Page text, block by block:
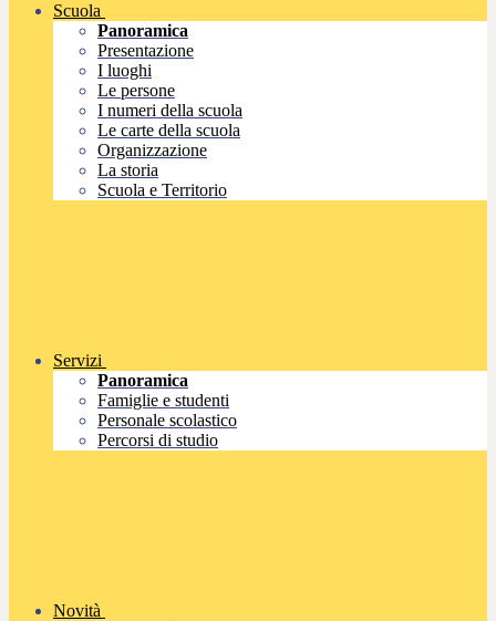
Scuola
Panoramica
Presentazione
I luoghi
Le persone
I numeri della scuola
Le carte della scuola
Organizzazione
La storia
Scuola e Territorio
Servizi
Panoramica
Famiglie e studenti
Personale scolastico
Percorsi di studio
Novità